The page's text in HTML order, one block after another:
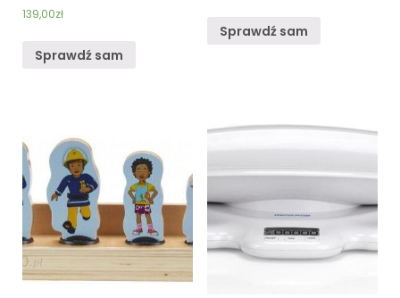
139,00zł
Sprawdź sam
Sprawdź sam